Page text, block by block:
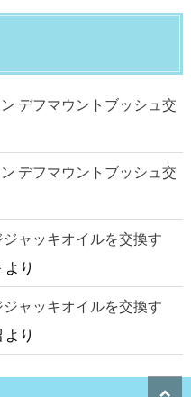
デフマウントブッシュ交
デフマウントブッシュ交
ャッキオイルを交換す
より
ャッキオイルを交換す
より